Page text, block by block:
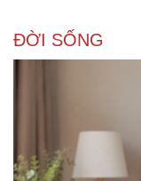
ĐỜI SỐNG